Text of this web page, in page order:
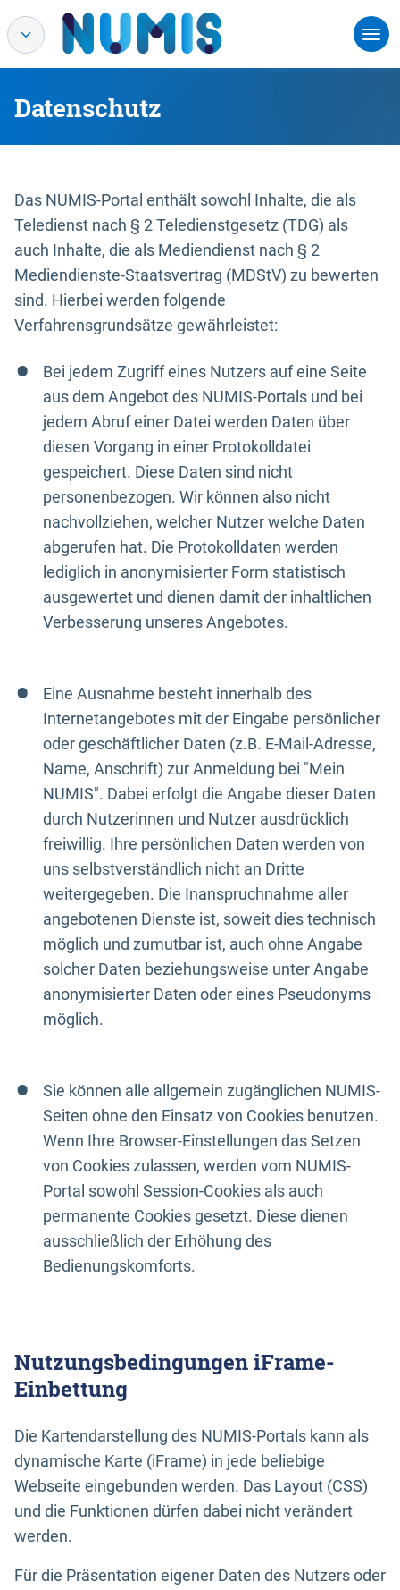
Datenschutz
Das NUMIS-Portal enthält sowohl Inhalte, die als
Teledienst nach § 2 Teledienstgesetz (TDG) als
auch Inhalte, die als Mediendienst nach § 2
Mediendienste-Staatsvertrag (MDStV) zu bewerten
sind. Hierbei werden folgende
Verfahrensgrundsätze gewährleistet:
Bei jedem Zugriff eines Nutzers auf eine Seite
aus dem Angebot des NUMIS-Portals und bei
jedem Abruf einer Datei werden Daten über
diesen Vorgang in einer Protokolldatei
gespeichert. Diese Daten sind nicht
personenbezogen. Wir können also nicht
nachvollziehen, welcher Nutzer welche Daten
abgerufen hat. Die Protokolldaten werden
lediglich in anonymisierter Form statistisch
ausgewertet und dienen damit der inhaltlichen
Verbesserung unseres Angebotes.
Eine Ausnahme besteht innerhalb des
Internetangebotes mit der Eingabe persönlicher
oder geschäftlicher Daten (z.B. E-Mail-Adresse,
Name, Anschrift) zur Anmeldung bei "Mein
NUMIS". Dabei erfolgt die Angabe dieser Daten
durch Nutzerinnen und Nutzer ausdrücklich
freiwillig. Ihre persönlichen Daten werden von
uns selbstverständlich nicht an Dritte
weitergegeben. Die Inanspruchnahme aller
angebotenen Dienste ist, soweit dies technisch
möglich und zumutbar ist, auch ohne Angabe
solcher Daten beziehungsweise unter Angabe
anonymisierter Daten oder eines Pseudonyms
möglich.
Sie können alle allgemein zugänglichen NUMIS-
Seiten ohne den Einsatz von Cookies benutzen.
Wenn Ihre Browser-Einstellungen das Setzen
von Cookies zulassen, werden vom NUMIS-
Portal sowohl Session-Cookies als auch
permanente Cookies gesetzt. Diese dienen
ausschließlich der Erhöhung des
Bedienungskomforts.
Nutzungsbedingungen iFrame-
Einbettung
Die Kartendarstellung des NUMIS-Portals kann als
dynamische Karte (iFrame) in jede beliebige
Webseite eingebunden werden. Das Layout (CSS)
und die Funktionen dürfen dabei nicht verändert
werden.
Für die Präsentation eigener Daten des Nutzers oder